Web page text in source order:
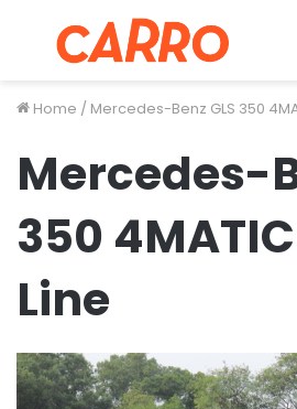
Menu
Home / Mercedes-Benz GLS 350
Mercedes-
350
Line